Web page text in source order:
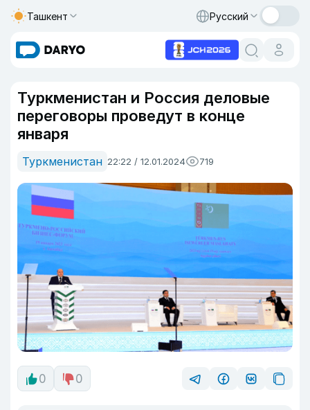
Ташкент Русский
Туркменистан и Россия деловые
переговоры проведут в конце
января
Туркменистан 22:22 / 12.01.2024 719
0 0